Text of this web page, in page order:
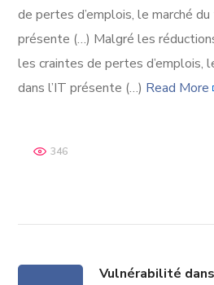
de pertes d’emplois, le marché
présente (…) Malgré les
les craintes de pertes d’emplois,
dans l’IT présente (…) Read More
346
Vulnérabilité